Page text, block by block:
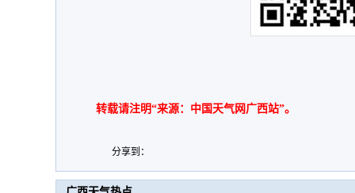
转载请注明“来源：中国天气网广西站”。
分享到：